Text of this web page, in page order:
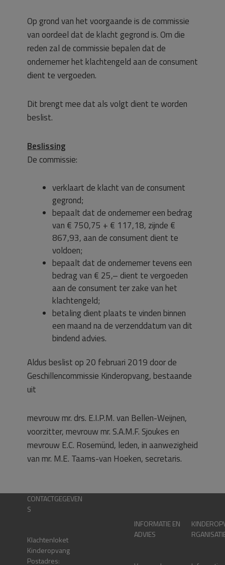
Op grond van het voorgaande is de commissie
van oordeel dat de klacht gegrond is. Om die
reden zal de commissie bepalen dat de
ondernemer het klachtengeld aan de consument
dient te vergoeden.
Dit brengt mee dat als volgt dient te worden
beslist.
Beslissing
De commissie:
verklaart de klacht van de consument
gegrond;
bepaalt dat de ondernemer een bedrag
van € 750,75 + € 117,18, zijnde €
867,93, aan de consument dient te
voldoen;
bepaalt dat de ondernemer tevens een
bedrag van € 25,– dient te vergoeden
aan de consument ter zake van het
klachtengeld;
betaling dient plaats te vinden binnen
een maand na de verzenddatum van dit
bindend advies.
Aldus beslist op 20 februari 2019 door de
Geschillencommissie Kinderopvang, bestaande
uit
mevrouw mr. drs. E.I.P.M. van Bellen-Weijnen,
voorzitter, mevrouw mr. S.A.M.F. Sjoukes en
mevrouw E.C. Rosemünd, leden, in aanwezigheid
van mr. M.E. Taams-van Hoeken, secretaris.
CONTACTGEGEVEN
S
Klachtenloket
Kinderopvang
Postadres:
INFORMATIE EN
ADVIES